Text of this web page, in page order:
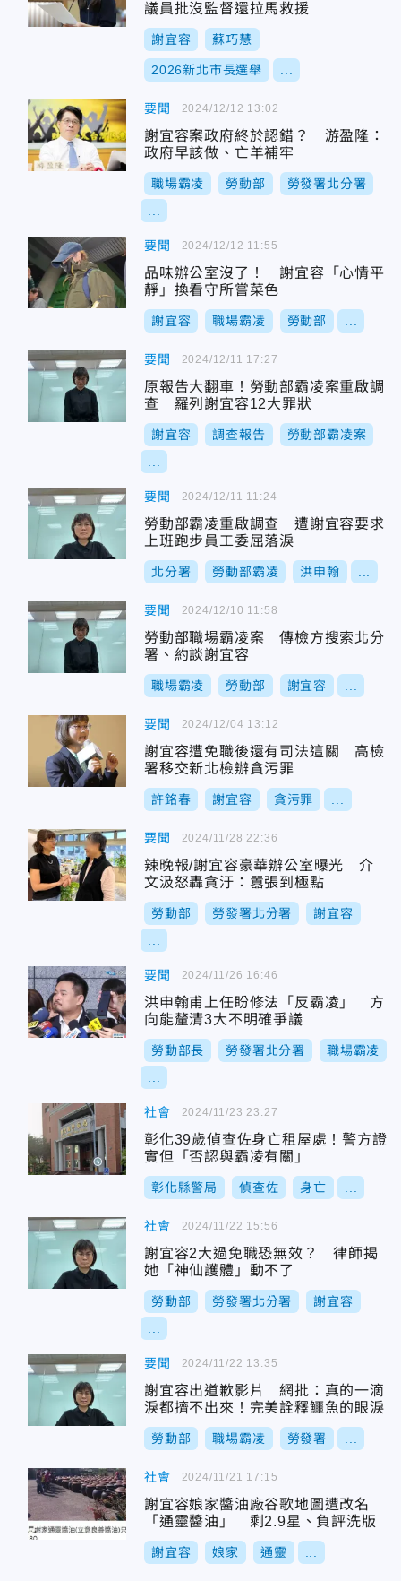
議員批沒監督還拉馬救援
謝宜容 蘇巧慧
2026新北市長選舉
要聞
謝宜容案政府終於認錯？ 游盈隆：
政府早該做、亡羊補牢
職場霸凌 勞動部 勞發署北分署
2024/12/12 13:02
要聞
品味辦公室沒了！ 謝宜容「心情平
靜」換看守所嘗菜色
謝宜容 職場霸凌 勞動部
2024/12/12 11:55
要聞
原報告大翻車！勞動部霸凌案重啟調
查 羅列謝宜容12大罪狀
謝宜容 調查報告 勞動部霸凌案
2024/12/11 17:27
要聞
勞動部霸凌重啟調查 遭謝宜容要求
上班跑步員工委屈落淚
北分署 勞動部霸凌 洪申翰
2024/12/11 11:24
要聞
勞動部職場霸凌案 傳檢方搜索北分
署、約談謝宜容
職場霸凌 勞動部 謝宜容
2024/12/10 11:58
要聞
謝宜容遭免職後還有司法這關 高檢
署移交新北檢辦貪污罪
許銘春 謝宜容 貪污罪
2024/12/04 13:12
要聞
辣晚報/謝宜容豪華辦公室曝光 介
文汲怒轟貪汙：囂張到極點
勞動部 勞發署北分署 謝宜容
2024/11/28 22:36
要聞
洪申翰甫上任盼修法「反霸凌」 方
向能釐清3大不明確爭議
勞動部長 勞發署北分署 職場霸凌
2024/11/26 16:46
社會
彰化39歲偵查佐身亡租屋處！警方證
實但「否認與霸凌有關」
彰化縣警局 偵查佐 身亡
2024/11/23 23:27
社會
謝宜容2大過免職恐無效？ 律師揭
她「神仙護體」動不了
勞動部 勞發署北分署 謝宜容
2024/11/22 15:56
要聞
謝宜容出道歉影片 網批：真的一滴
淚都擠不出來！完美詮釋鱷魚的眼淚
勞動部 職場霸凌 勞發署
2024/11/22 13:35
社會
謝宜容娘家醬油廠谷歌地圖遭改名
「通靈醬油」 剩2.9星、負評洗版
謝宜容 娘家 通靈
2024/11/21 17:15